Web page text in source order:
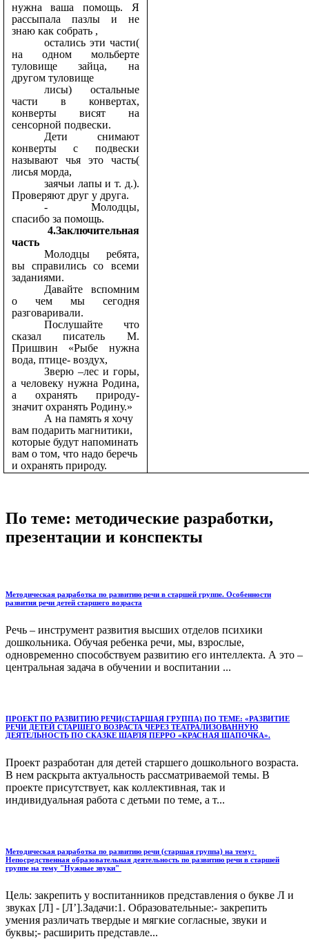
нужна ваша помощь. Я
рассыпала пазлы и не
знаю как собрать ,
остались эти части(
на одном мольберте
туловище зайца, на
другом туловище
лисы) остальные
части в конвертах,
конверты висят на
сенсорной подвески.
Дети снимают
конверты с подвески
называют чья это часть(
лисья морда,
заячьи лапы и т. д.).
Проверяют друг у друга.
- Молодцы,
спасибо за помощь.
4.Заключительная
часть
Молодцы ребята,
вы справились со всеми
заданиями.
Давайте вспомним
о чем мы сегодня
разговаривали.
Послушайте что
сказал писатель М.
Пришвин «Рыбе нужна
вода, птице- воздух,
Зверю –лес и горы,
а человеку нужна Родина,
а охранять природу-
значит охранять Родину.»
А на память я хочу
вам подарить магнитики,
которые будут напоминать
вам о том, что надо беречь
и охранять природу.
По теме: методические разработки,
презентации и конспекты
Методическая разработка по развитию речи в старшей группе. Особенности
развития речи детей старшего возраста
Речь – инструмент развития высших отделов психики
дошкольника. Обучая ребенка речи, мы, взрослые,
одновременно способствуем развитию его интеллекта. А это –
центральная задача в обучении и воспитании ...
ПРОЕКТ ПО РАЗВИТИЮ РЕЧИ(СТАРШАЯ ГРУППА) ПО ТЕМЕ: «РАЗВИТИЕ
РЕЧИ ДЕТЕЙ СТАРШЕГО ВОЗРАСТА ЧЕРЕЗ ТЕАТРАЛИЗОВАННУЮ
ДЕЯТЕЛЬНОСТЬ ПО СКАЗКЕ ШАРЛЯ ПЕРРО «КРАСНАЯ ШАПОЧКА».
Проект разработан для детей старшего дошкольного возраста.
В нем раскрыта актуальность рассматриваемой темы. В
проекте присутствует, как коллективная, так и
индивидуальная работа с детьми по теме, а т...
Методическая разработка по развитию речи (старшая группа) на тему:
Непосредственная образовательная деятельность по развитию речи в старшей
группе на тему "Нужные звуки"
Цель: закрепить у воспитанников представления о букве Л и
звуках [Л] - [Л’].Задачи:1. Образовательные:- закрепить
умения различать твердые и мягкие согласные, звуки и
буквы;- расширить представле...